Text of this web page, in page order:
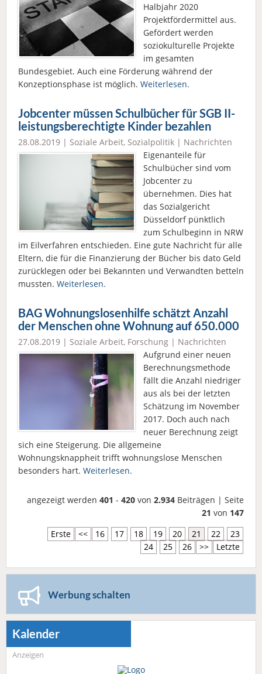
Halbjahr 2020
Projektfördermittel aus.
Gefördert werden
soziokulturelle Projekte
im gesamten
Bundesgebiet. Auch eine Förderung während der
Konzeptionsphase ist möglich. Weiterlesen.
Jobcenter müssen Schulbücher für SGB II-
leistungsberechtigte Kinder bezahlen
28.08.2019 | Soziale Arbeit, Sozialpolitik | Nachrichten
Eigenanteile für
Schulbücher sind vom
Jobcenter zu
übernehmen. Dies hat
das Sozialgericht
Düsseldorf pünktlich
zum Schulbeginn in NRW
im Eilverfahren entschieden. Eine gute Nachricht für alle
Eltern, die für die Finanzierung der Bücher bis dato Geld
zurücklegen oder bei Bekannten und Verwandten betteln
mussten. Weiterlesen.
BAG Wohnungslosenhilfe schätzt Anzahl
der Menschen ohne Wohnung auf 650.000
27.08.2019 | Soziale Arbeit, Forschung | Nachrichten
Aufgrund einer neuen
Berechnungsmethode
fällt die Anzahl niedriger
aus als bei der letzten
Schätzung im November
2017. Doch auch nach
neuer Berechnung zeigt
sich eine Steigerung. Die allgemeine
Wohnungsknappheit trifft wohnungslose Menschen
besonders hart. Weiterlesen.
angezeigt werden 401 - 420 von 2.934 Beiträgen | Seite
21 von 147
Erste
<< 16 17 18 19 20 21 22
23
24
25 26 >> Letzte
Werbung schalten
Kalender
Anzeigen